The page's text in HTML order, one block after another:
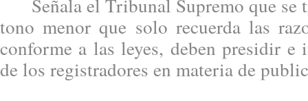
Señala el Tribunal Supremo que se
tono menor que solo recuerda las
conforme a las leyes, deben presidir e
de los registradores en materia de